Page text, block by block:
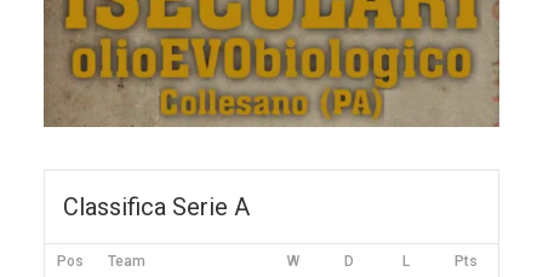
Classifica Serie A
Pos Team W D L Pts